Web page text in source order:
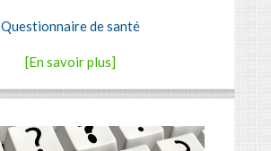
Questionnaire de santé
[En savoir plus]